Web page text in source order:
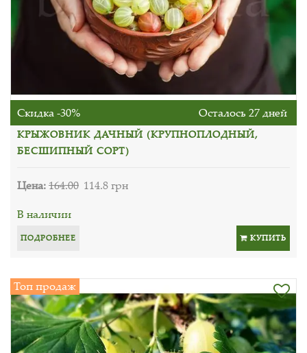
Скидка -30% Осталось 27 дней
КРЫЖОВНИК ДАЧНЫЙ (КРУПНОПЛОДНЫЙ,
БЕСШИПНЫЙ СОРТ)
Цена:164.00 114.8 грн
В наличии
ПОДРОБНЕЕ КУПИТЬ
Топ продаж